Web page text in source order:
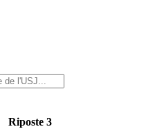
Riposte 3